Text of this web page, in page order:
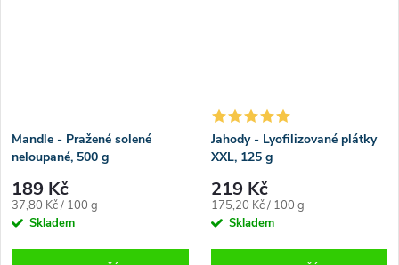
Mandle - Pražené solené
neloupané, 500 g
189 Kč
Měrná
cena:
37,80 Kč / 100 g
Skladem
Jahody - Lyofilizované plátky
XXL, 125 g
219 Kč
Měrná
cena:
175,20 Kč / 100 g
Skladem